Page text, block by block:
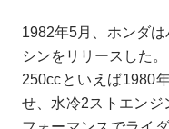
1982年5月、ホンダ
シンをリリースした。
250ccといえば1980
せ、水冷2ストエンジ